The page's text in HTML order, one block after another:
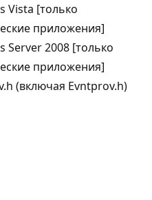
Vista [только
приложения]
Server 2008 [только
приложения]
(включая Evntprov.h)